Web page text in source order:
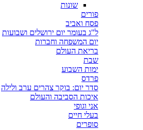
שונות
פורים
פסח ואביב
ל"ג בעומר יום ירושלים ושבועות
יום המשפחה וחברות
בריאת העולם
שבת
ימות השבוע
פרדס
סדר יום: בוקר צהרים ערב ולילה
איכות הסביבה והעולם
אני וגופי
בעלי חיים
סופרים